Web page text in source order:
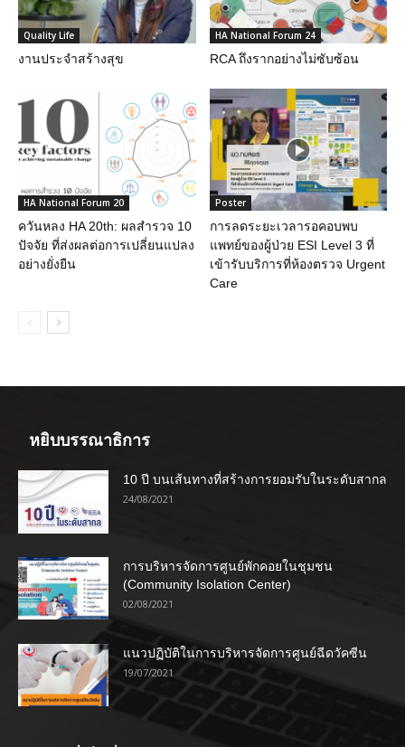
Quality Life
งานประจำสร้างสุข
HA National Forum 24
RCA ถึงรากอย่างไม่ซับซ้อน
HA National Forum 20
ควันหลง HA 20th: ผลสำรวจ 10
ปัจจัย ที่ส่งผลต่อการเปลี่ยนแปลง
อย่างยั่งยืน
Poster
การลดระยะเวลารอคอบพบ
แพทย์ของผู้ป่วย ESI Level 3 ที่
เข้ารับบริการที่ห้องตรวจ Urgent
Care
หยิบบรรณาธิการ
10 ปี บนเส้นทางที่สร้างการยอมรับในระดับสากล
24/08/2021
การบริหารจัดการศูนย์พักคอยในชุมชน
(Community Isolation Center)
02/08/2021
แนวปฏิบัติในการบริหารจัดการศูนย์ฉีดวัคซีน
19/07/2021